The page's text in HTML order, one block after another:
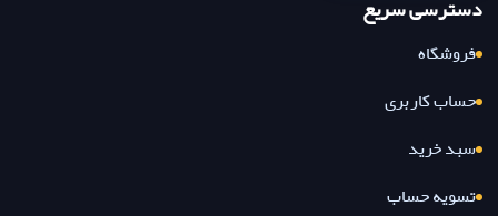
دسترسی سریع
فروشگاه
حساب کاربری
سبد خرید
تسویه حساب